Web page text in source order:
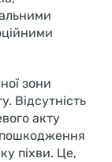
зони
Відсутність
акту
пошкодження
піхви. Це,